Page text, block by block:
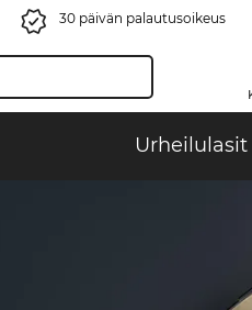
30 päivän palautusoikeus
Urheilulasit